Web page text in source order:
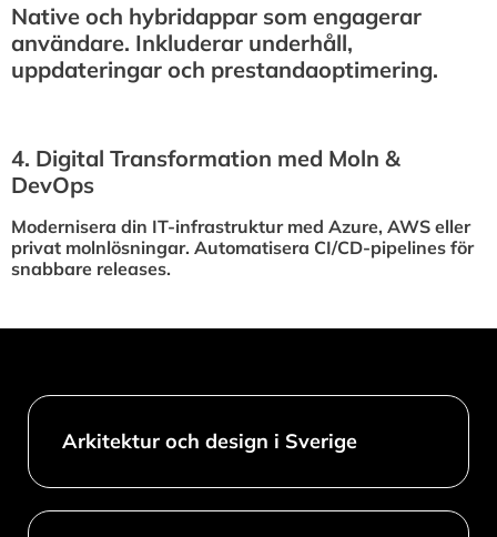
Native och hybridappar som engagerar
användare. Inkluderar underhåll,
uppdateringar och prestandaoptimering.
4.⁠ ⁠Digital Transformation med Moln &
DevOps
Modernisera din IT-infrastruktur med Azure, AWS eller
privat molnlösningar. Automatisera CI/CD-pipelines för
snabbare releases.
Arkitektur och design i Sverige​